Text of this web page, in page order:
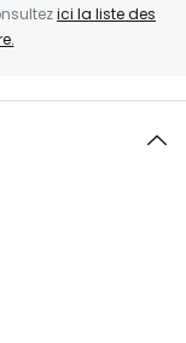
ici la liste des